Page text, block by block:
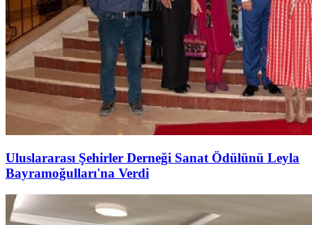
Uluslararası Şehirler Derneği Sanat Ödülünü Leyla
Bayramoğulları'na Verdi